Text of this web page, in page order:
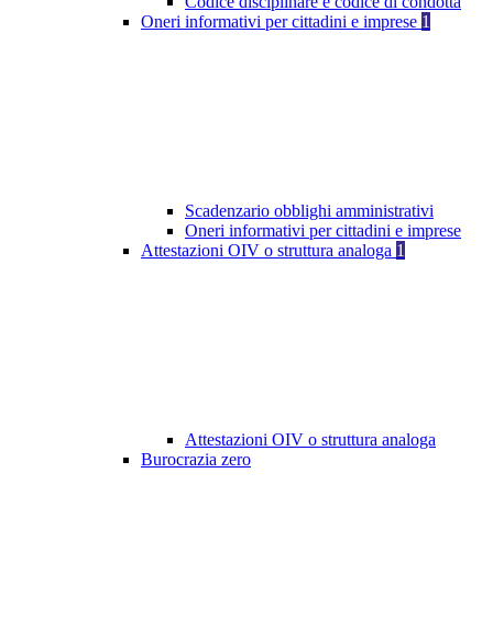
Oneri informativi per cittadini e imprese 1
Scadenzario obblighi amministrativi
Oneri informativi per cittadini e imprese
Attestazioni OIV o struttura analoga 1
Attestazioni OIV o struttura analoga
Burocrazia zero